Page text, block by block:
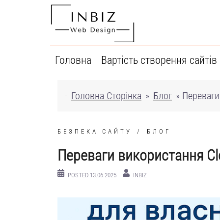
Головна Вартість створення сайтів
- Головна Сторінка » Блог »
БЕЗПЕКА САЙТУ БЛОГ
Переваги використання
POSTED 13.06.2025 INBIZ